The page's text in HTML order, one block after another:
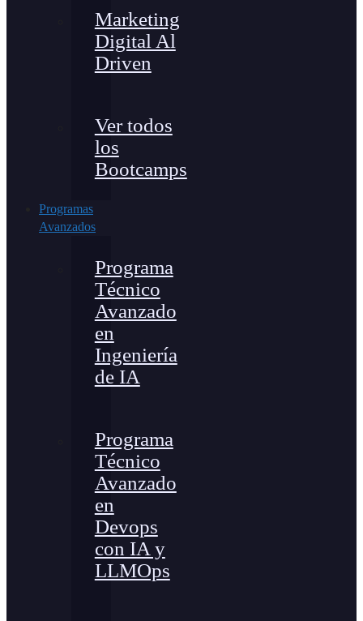
Marketing
Digital Al
Driven
Ver todos
los
Bootcamps
Programas
Avanzados
Programa
Técnico
Avanzado
en
Ingeniería
de IA
Programa
Técnico
Avanzado
en
Devops
con IA y
LLMOps